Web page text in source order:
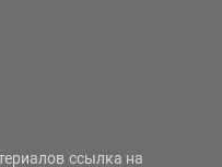
ссылка на